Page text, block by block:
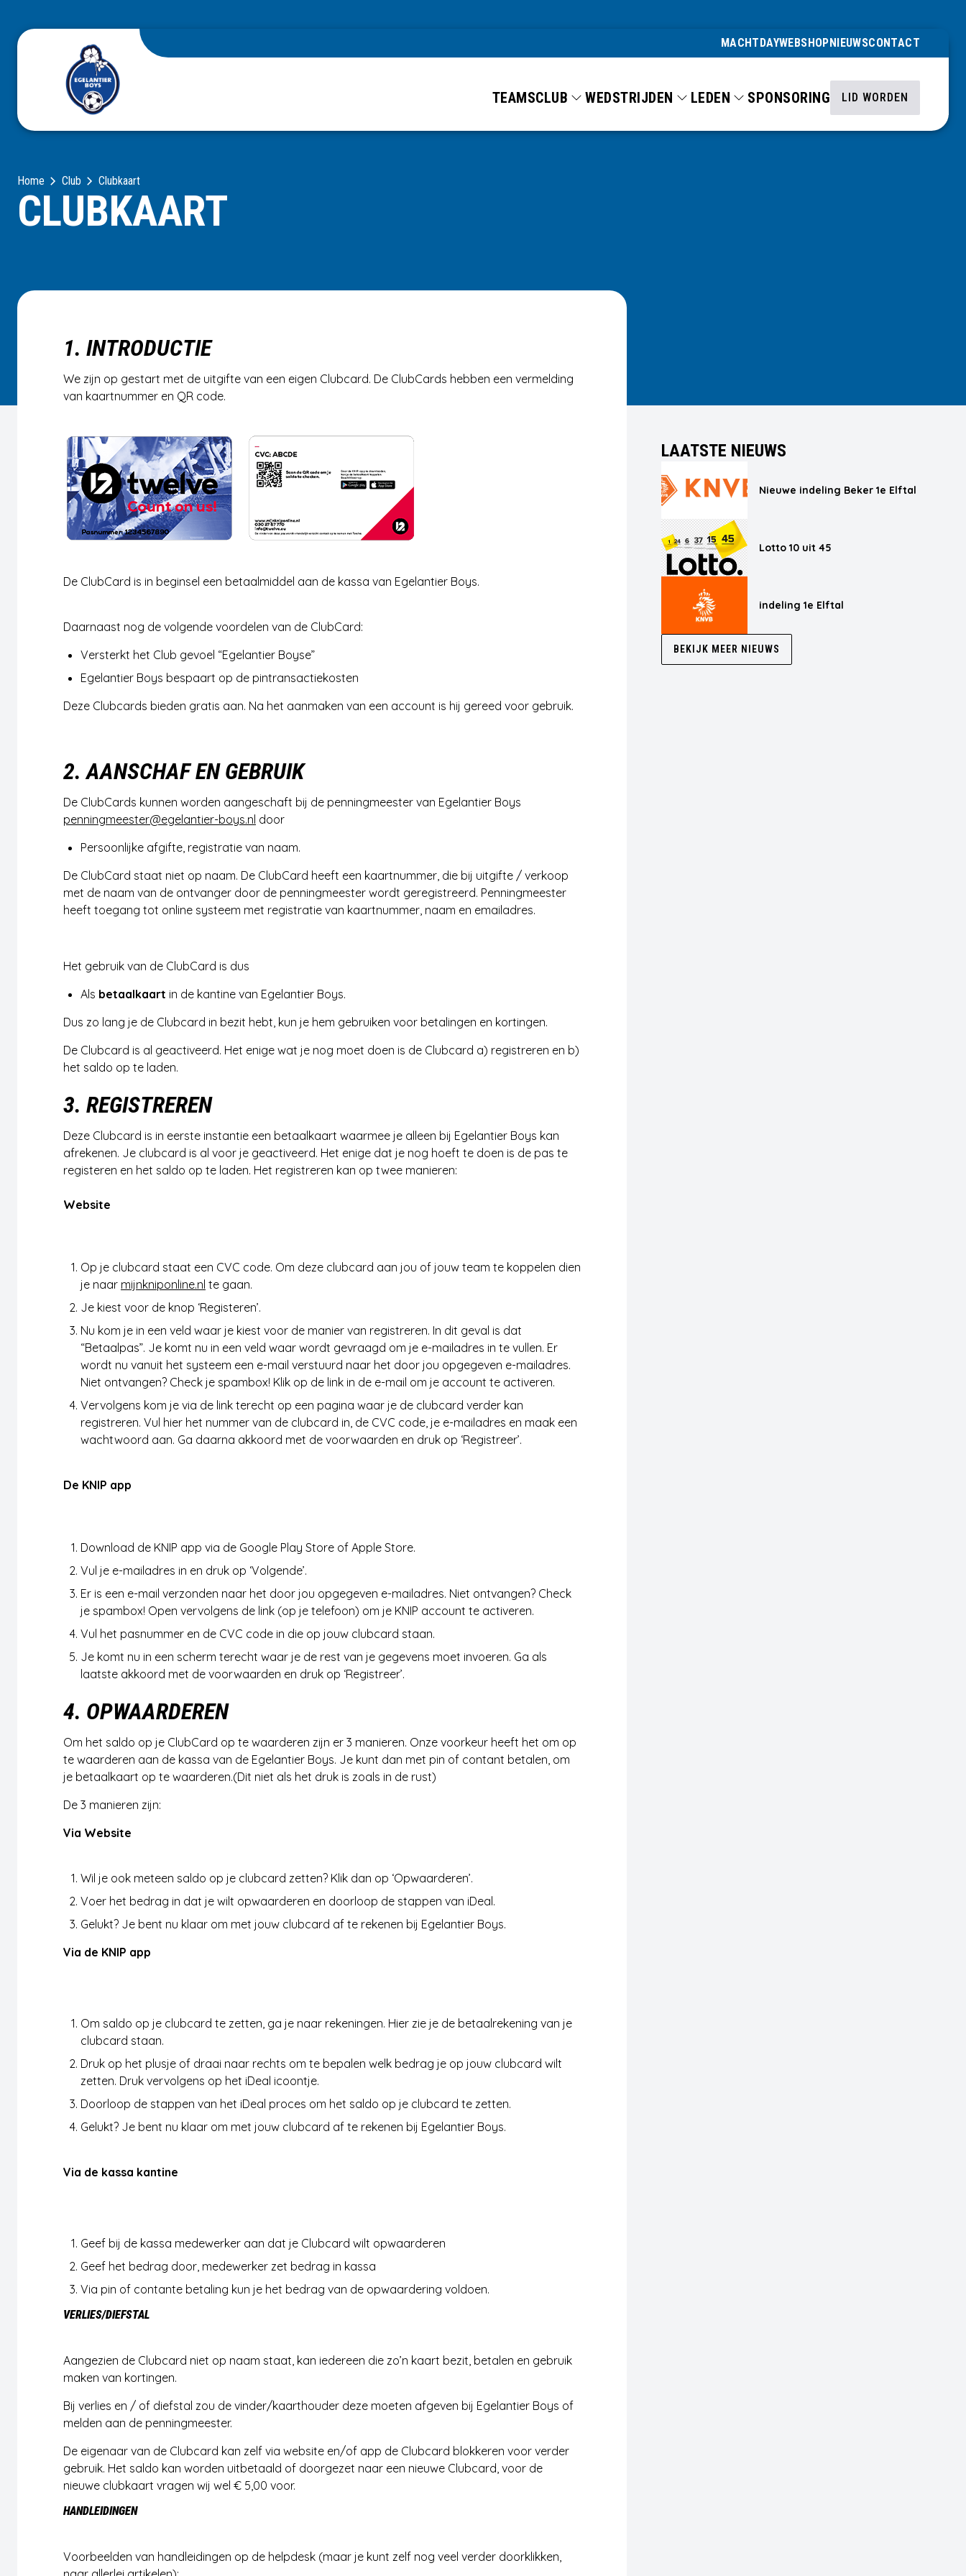
TEAMSCLUB WEDSTRIJDEN LEDEN SPONSORING LID WORDEN
MACHTDAYWEBSHOPNIEUWSCONTACT
Home Club Clubkaart
CLUBKAART
1. INTRODUCTIE
We zijn op gestart met de uitgifte van een eigen Clubcard. De ClubCards hebben een vermelding
van kaartnummer en QR code.
De ClubCard is in beginsel een betaalmiddel aan de kassa van Egelantier Boys.
Daarnaast nog de volgende voordelen van de ClubCard:
Versterkt het Club gevoel “Egelantier Boyse”
Egelantier Boys bespaart op de pintransactiekosten
Deze Clubcards bieden gratis aan. Na het aanmaken van een account is hij gereed voor gebruik.
2. AANSCHAF EN GEBRUIK
De ClubCards kunnen worden aangeschaft bij de penningmeester van Egelantier Boys
penningmeester@egelantier-boys.nl door
Persoonlijke afgifte, registratie van naam.
De ClubCard staat niet op naam. De ClubCard heeft een kaartnummer, die bij uitgifte / verkoop
met de naam van de ontvanger door de penningmeester wordt geregistreerd. Penningmeester
heeft toegang tot online systeem met registratie van kaartnummer, naam en emailadres.
Het gebruik van de ClubCard is dus
Als betaalkaart in de kantine van Egelantier Boys.
Dus zo lang je de Clubcard in bezit hebt, kun je hem gebruiken voor betalingen en kortingen.
De Clubcard is al geactiveerd. Het enige wat je nog moet doen is de Clubcard a) registreren en b)
het saldo op te laden.
3. REGISTREREN
Deze Clubcard is in eerste instantie een betaalkaart waarmee je alleen bij Egelantier Boys kan
afrekenen. Je clubcard is al voor je geactiveerd. Het enige dat je nog hoeft te doen is de pas te
registeren en het saldo op te laden. Het registreren kan op twee manieren:
Website
Op je clubcard staat een CVC code. Om deze clubcard aan jou of jouw team te koppelen dien
je naar mijnkniponline.nl te gaan.
Je kiest voor de knop ‘Registeren’.
Nu kom je in een veld waar je kiest voor de manier van registreren. In dit geval is dat
“Betaalpas”. Je komt nu in een veld waar wordt gevraagd om je e-mailadres in te vullen. Er
wordt nu vanuit het systeem een e-mail verstuurd naar het door jou opgegeven e-mailadres.
Niet ontvangen? Check je spambox! Klik op de link in de e-mail om je account te activeren.
Vervolgens kom je via de link terecht op een pagina waar je de clubcard verder kan
registreren. Vul hier het nummer van de clubcard in, de CVC code, je e-mailadres en maak een
wachtwoord aan. Ga daarna akkoord met de voorwaarden en druk op ‘Registreer’.
De KNIP app
Download de KNIP app via de Google Play Store of Apple Store.
Vul je e-mailadres in en druk op ‘Volgende’.
Er is een e-mail verzonden naar het door jou opgegeven e-mailadres. Niet ontvangen? Check
je spambox! Open vervolgens de link (op je telefoon) om je KNIP account te activeren.
Vul het pasnummer en de CVC code in die op jouw clubcard staan.
Je komt nu in een scherm terecht waar je de rest van je gegevens moet invoeren. Ga als
laatste akkoord met de voorwaarden en druk op ‘Registreer’.
4. OPWAARDEREN
Om het saldo op je ClubCard op te waarderen zijn er 3 manieren. Onze voorkeur heeft het om op
te waarderen aan de kassa van de Egelantier Boys. Je kunt dan met pin of contant betalen, om
je betaalkaart op te waarderen.(Dit niet als het druk is zoals in de rust)
De 3 manieren zijn:
Via Website
Wil je ook meteen saldo op je clubcard zetten? Klik dan op ‘Opwaarderen’.
Voer het bedrag in dat je wilt opwaarderen en doorloop de stappen van iDeal.
Gelukt? Je bent nu klaar om met jouw clubcard af te rekenen bij Egelantier Boys.
Via de KNIP app
Om saldo op je clubcard te zetten, ga je naar rekeningen. Hier zie je de betaalrekening van je
clubcard staan.
Druk op het plusje of draai naar rechts om te bepalen welk bedrag je op jouw clubcard wilt
zetten. Druk vervolgens op het iDeal icoontje.
Doorloop de stappen van het iDeal proces om het saldo op je clubcard te zetten.
Gelukt? Je bent nu klaar om met jouw clubcard af te rekenen bij Egelantier Boys.
Via de kassa kantine
Geef bij de kassa medewerker aan dat je Clubcard wilt opwaarderen
Geef het bedrag door, medewerker zet bedrag in kassa
Via pin of contante betaling kun je het bedrag van de opwaardering voldoen.
VERLIES/DIEFSTAL
Aangezien de Clubcard niet op naam staat, kan iedereen die zo’n kaart bezit, betalen en gebruik
maken van kortingen.
Bij verlies en / of diefstal zou de vinder/kaarthouder deze moeten afgeven bij Egelantier Boys of
melden aan de penningmeester.
De eigenaar van de Clubcard kan zelf via website en/of app de Clubcard blokkeren voor verder
gebruik. Het saldo kan worden uitbetaald of doorgezet naar een nieuwe Clubcard, voor de
nieuwe clubkaart vragen wij wel € 5,00 voor.
HANDLEIDINGEN
Voorbeelden van handleidingen op de helpdesk (maar je kunt zelf nog veel verder doorklikken,
LAATSTE NIEUWS
Nieuwe indeling Beker 1e Elftal
Lotto 10 uit 45
indeling 1e Elftal
BEKIJK MEER NIEUWS